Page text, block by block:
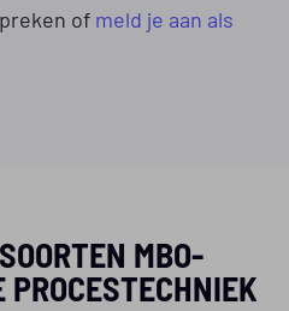
of meld je aan als
MBO-